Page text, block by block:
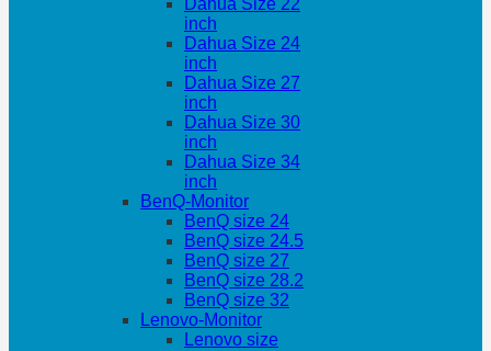
Dahua Size 22
inch
Dahua Size 24
inch
Dahua Size 27
inch
Dahua Size 30
inch
Dahua Size 34
inch
BenQ-Monitor
BenQ size 24
BenQ size 24.5
BenQ size 27
BenQ size 28.2
BenQ size 32
Lenovo-Monitor
Lenovo size